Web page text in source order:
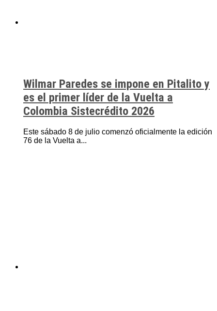
Wilmar Paredes se impone en Pitalito y
es el primer líder de la Vuelta a
Colombia Sistecrédito 2026
Este sábado 8 de julio comenzó oficialmente la edición
76 de la Vuelta a...